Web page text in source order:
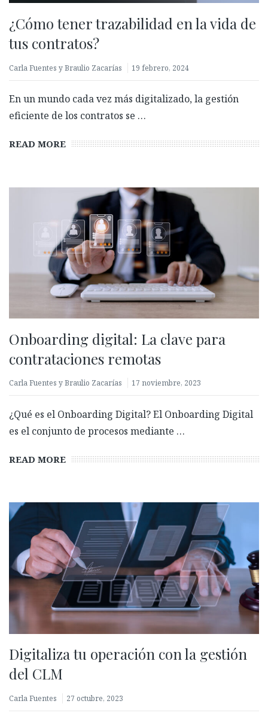
¿Cómo tener trazabilidad en la vida de
tus contratos?
Carla Fuentes y Braulio Zacarías 19 febrero, 2024
En un mundo cada vez más digitalizado, la gestión
eficiente de los contratos se …
READ MORE
Onboarding digital: La clave para
contrataciones remotas
Carla Fuentes y Braulio Zacarías 17 noviembre, 2023
¿Qué es el Onboarding Digital? El Onboarding Digital
es el conjunto de procesos mediante …
READ MORE
Digitaliza tu operación con la gestión
del CLM
Carla Fuentes 27 octubre, 2023